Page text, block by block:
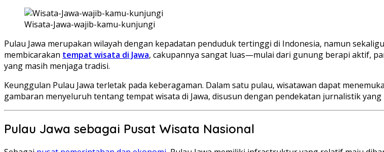
Wisata-Jawa-wajib-kamu-kunjungi
Pulau Jawa merupakan wilayah dengan kepadatan penduduk tertinggi di Indonesia, namun
membicarakan tempat wisata di Jawa, cakupannya sangat luas—mulai dari gunung berapi aktif,
yang masih menjaga tradisi.
Keunggulan Pulau Jawa terletak pada keberagaman. Dalam satu pulau, wisatawan dapat
gambaran menyeluruh tentang tempat wisata di Jawa, disusun dengan pendekatan jurnalistik
Pulau Jawa sebagai Pusat Wisata Nasional